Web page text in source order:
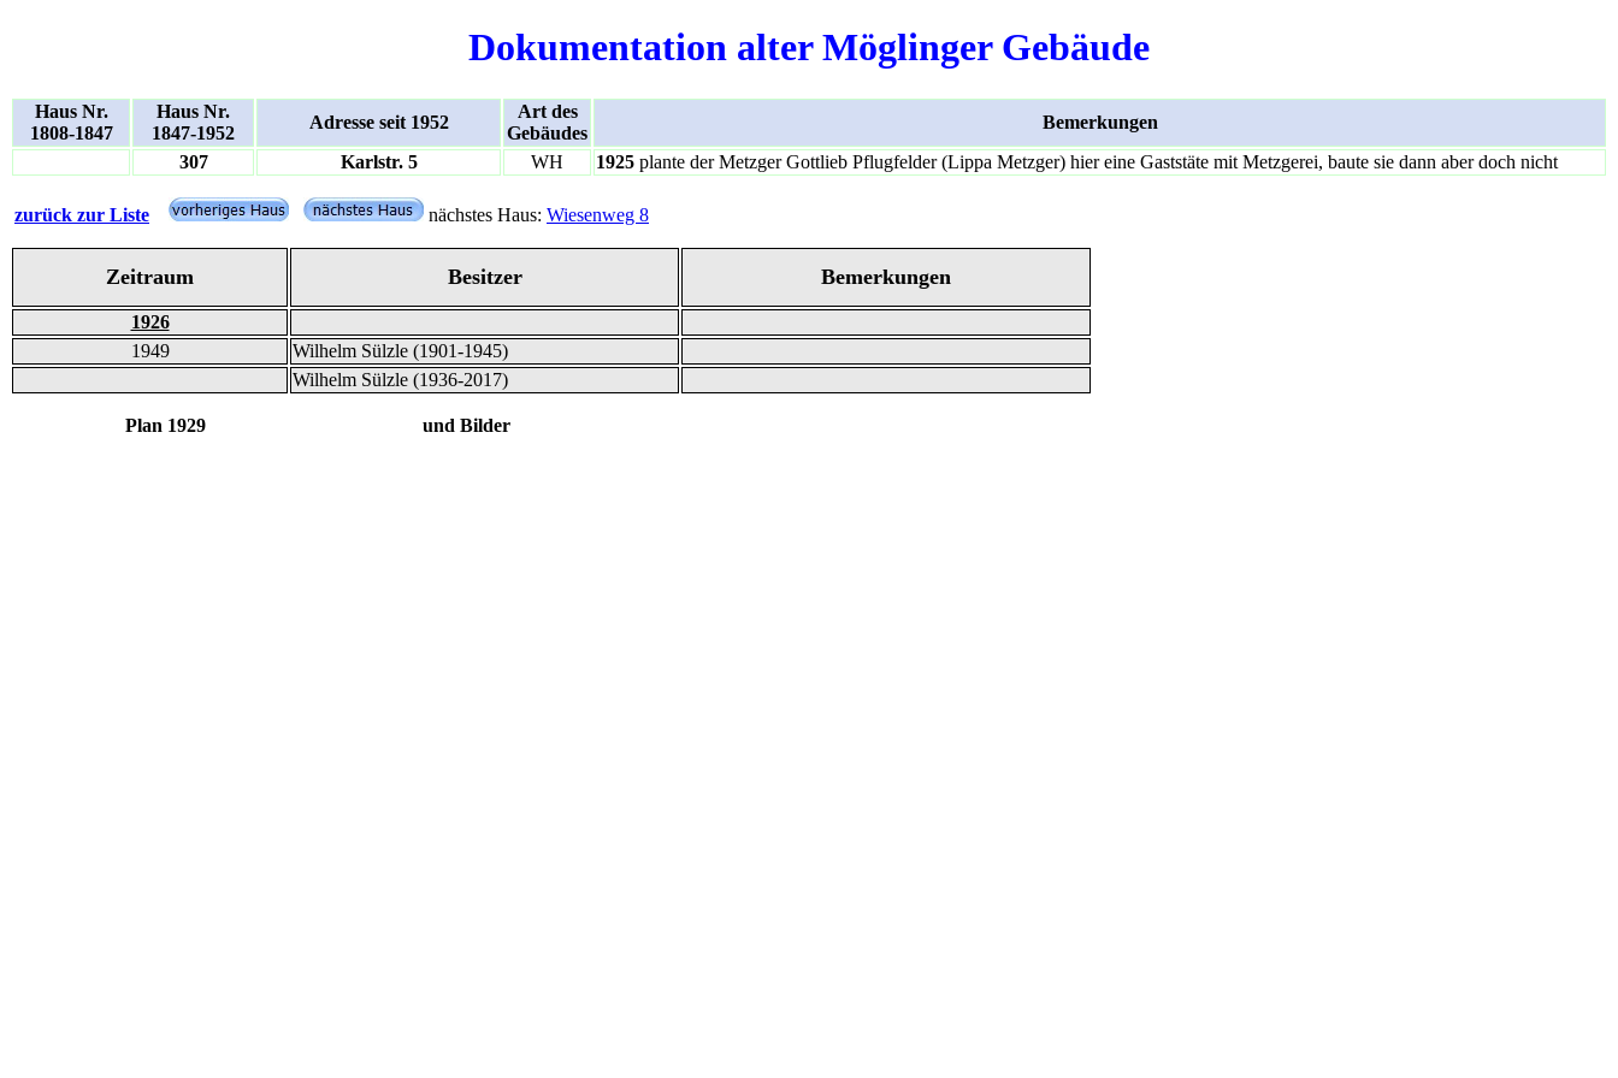
Dokumentation alter Möglinger Gebäude
Haus Nr.
1808-1847
Haus Nr.
1847-1952
Adresse seit 1952
Art des
Gebäudes
Bemerkungen
307
Karlstr. 5 WH 1925 plante der Metzger Gottlieb Pflugfelder (Lippa Metzger) hier eine Gaststäte mit Metzgerei, baute sie dann aber doch nicht
zurück zur Liste nächstes Haus: Wiesenweg 8
Zeitraum Besitzer Bemerkungen
1926
1949
Wilhelm Sülzle (1901-1945)
Wilhelm Sülzle (1936-2017)
Plan 1929 und Bilder